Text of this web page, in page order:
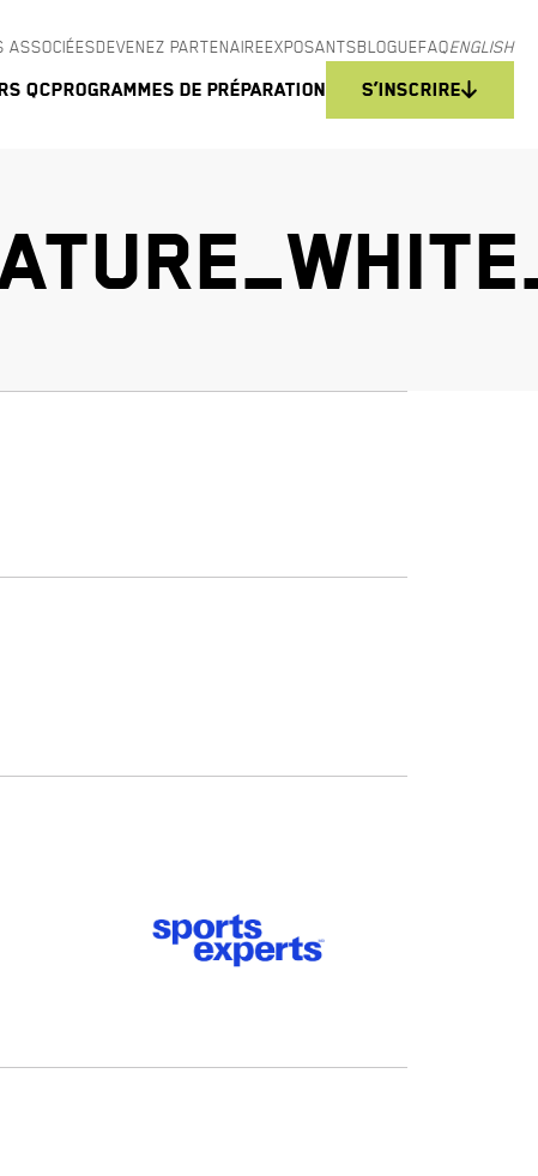
ASSOCIÉESDEVENEZ PARTENAIREEXPOSANTSBLOGUEFAQENGLISH
QCProgrammes de préparation S’inscrire